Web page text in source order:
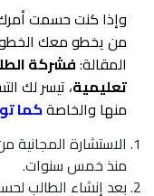
وإذا كنت حسمت
من يخطو معك
المقالة:فشركة
تعليمية، تيسر لك
منها والخاصةكما
الاستشارة المجانية
منذ خمس سنوات.
بعد إنشاء الطالب